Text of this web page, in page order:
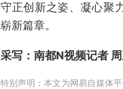
守正创新之姿、凝心聚
崭新篇章。
采写：南都N视频记者
特别声明：本文为网易自媒体